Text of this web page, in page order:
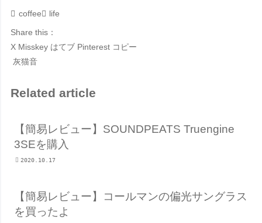
coffee
life
Share this：
X Misskey はてブ Pinterest コピー
灰猫音
Related article
【簡易レビュー】SOUNDPEATS Truengine
3SEを購入
2020.10.17
【簡易レビュー】コールマンの偏光サングラス
を買ったよ